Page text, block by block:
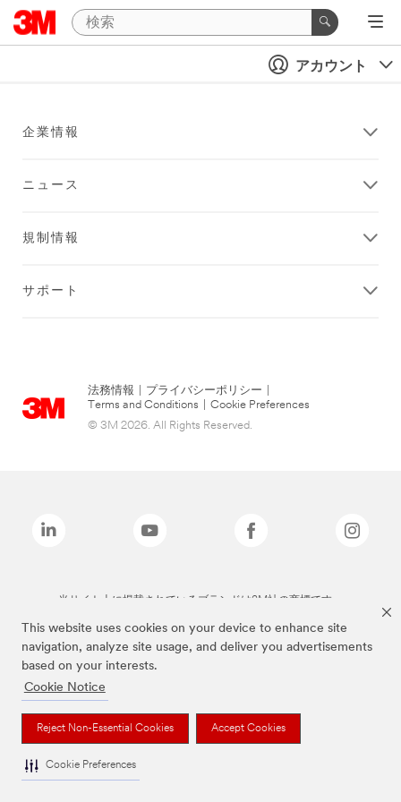
This website uses cookies on your device to enhance site
navigation, analyze site usage, and deliver you advertisements
based on your interests.
Cookie Notice
Reject Non-Essential Cookies Accept Cookies
Cookie Preferences
アカウント
企業情報
ニュース
規制情報
サポート
法務情報 プライバシーポリシー
Terms and Conditions
Cookie Preferences
© 3M 2026. All Rights Reserved.
当サイト上に掲載されているブランドは3M社の商標です。